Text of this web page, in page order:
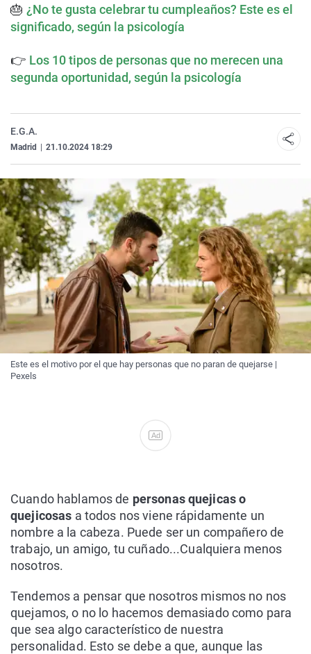
🎂 ¿No te gusta celebrar tu cumpleaños? Este es el
significado, según la psicología
👉 Los 10 tipos de personas que no merecen una
segunda oportunidad, según la psicología
E.G.A.
Madrid 21.10.2024 18:29
Este es el motivo por el que hay personas que no paran de quejarse |
Pexels
Ad
Cuando hablamos de personas quejicas o
quejicosas a todos nos viene rápidamente un
nombre a la cabeza. Puede ser un compañero de
trabajo, un amigo, tu cuñado...Cualquiera menos
nosotros.
Tendemos a pensar que nosotros mismos no nos
quejamos, o no lo hacemos demasiado como para
que sea algo característico de nuestra
personalidad. Esto se debe a que, aunque las